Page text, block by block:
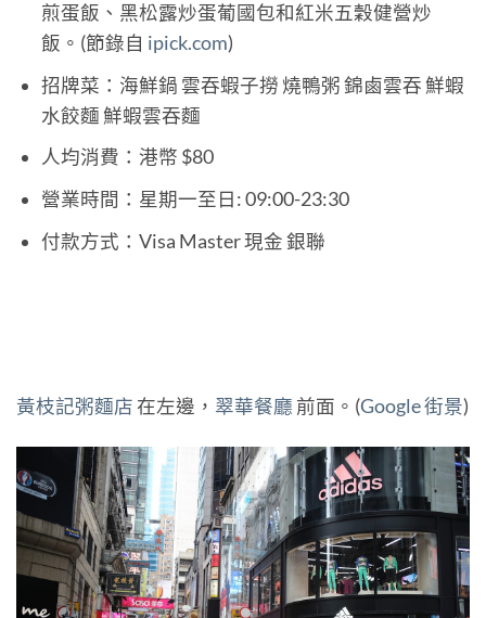
煎蛋飯、黑松露炒蛋葡國包和紅米五穀健營炒
飯。(節錄自 ipick.com)
招牌菜：海鮮鍋 雲吞蝦子撈 燒鴨粥 錦鹵雲吞 鮮蝦
水餃麵 鮮蝦雲吞麵
人均消費：港幣 $80
營業時間：星期一至日: 09:00-23:30
付款方式：Visa Master 現金 銀聯
黃枝記粥麵店在左邊， 翠華餐廳 前面。(Google 街景)